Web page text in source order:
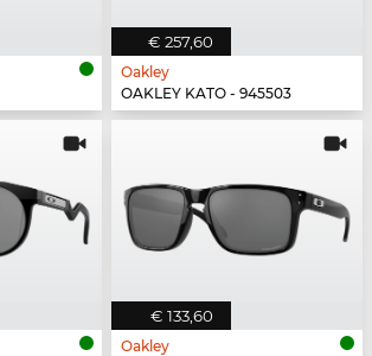
€ 257,60
Oakley
OAKLEY KATO - 945503
€ 133,60
Oakley